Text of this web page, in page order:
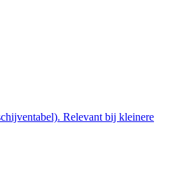
Relevant bij kleinere